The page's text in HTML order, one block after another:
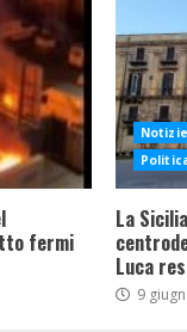
fermi
La
Luca
9